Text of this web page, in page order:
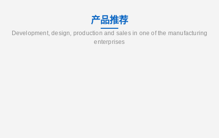
产品推荐
Development, design, production and sales in one of the manufacturing
enterprises